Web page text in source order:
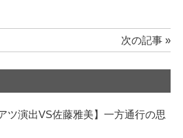
次の記事 »
アツ演出VS佐藤雅美】一方通行の思